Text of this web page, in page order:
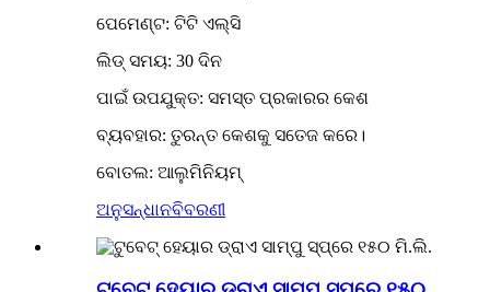
ପେମେଣ୍ଟ: ଟିଟି ଏଲ୍ସି
ଲିଡ୍ ସମୟ: 30 ଦିନ
ପାଇଁ ଉପଯୁକ୍ତ: ସମସ୍ତ ପ୍ରକାରର କେଶ
ବ୍ୟବହାର: ତୁରନ୍ତ କେଶକୁ ସତେଜ କରେ।
ବୋତଲ: ଆଲୁମିନିୟମ୍
ଅନୁସନ୍ଧାନବିବରଣୀ